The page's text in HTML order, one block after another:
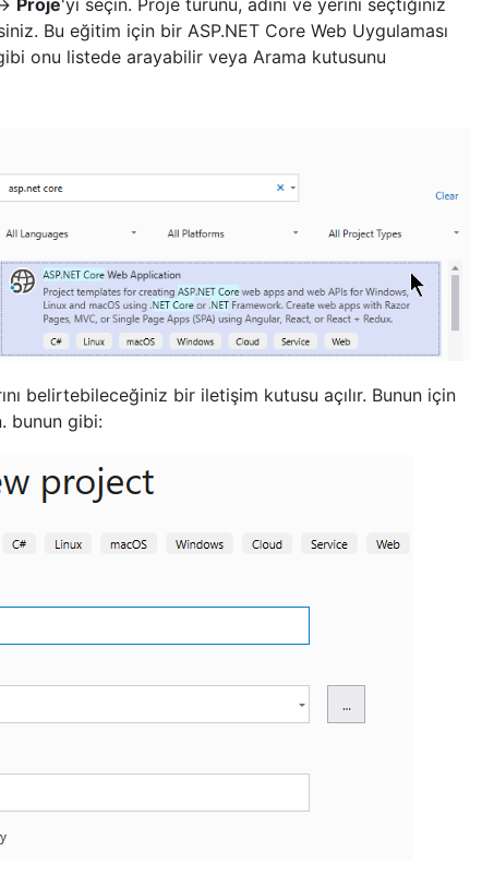
Bu eğitim için bir ASP.NET Core Web Uygulaması
onu listede arayabilir veya Arama kutusunu
belirtebileceğiniz bir iletişim kutusu açılır. Bunun için
bunun gibi: